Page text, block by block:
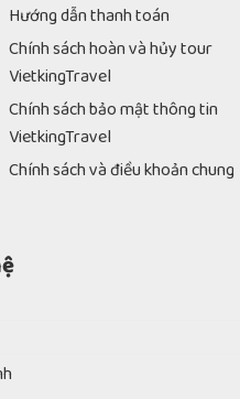
Hướng dẫn thanh toán
Chính sách hoàn và hủy tour
VietkingTravel
Chính sách bảo mật thông tin
VietkingTravel
Chính sách và điều khoản chung